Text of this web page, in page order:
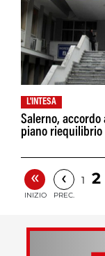
L'INTESA
Salerno,
piano
«
INIZIO
‹
PREC.
1 2